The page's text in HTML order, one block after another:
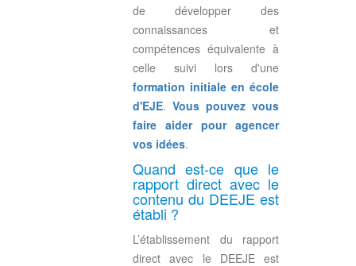
de développer des
connaissances et
compétences équivalente à
celle suivi lors d'une
formation initiale en école
d'EJE. Vous pouvez vous
faire aider pour agencer
vos idées.
Quand est-ce que le
rapport direct avec le
contenu du DEEJE est
établi ?
L’établissement du rapport
direct avec le DEEJE est